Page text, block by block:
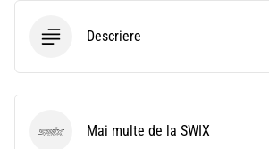
Descriere
SWIX Mai multe de la SWIX